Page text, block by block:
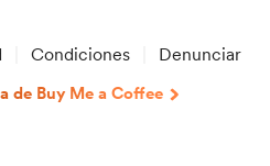
Condiciones Denunciar
de Buy Me a Coffee